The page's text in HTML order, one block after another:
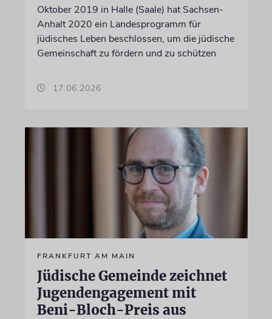
Oktober 2019 in Halle (Saale) hat Sachsen-
Anhalt 2020 ein Landesprogramm für
jüdisches Leben beschlossen, um die jüdische
Gemeinschaft zu fördern und zu schützen
17.06.2026
FRANKFURT AM MAIN
Jüdische Gemeinde zeichnet
Jugendengagement mit
Beni-Bloch-Preis aus